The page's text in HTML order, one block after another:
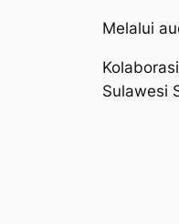
Melalui
Sulawesi